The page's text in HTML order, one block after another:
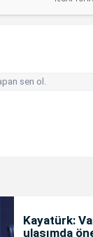
sen ol.
Kayatürk:
ulaşımda